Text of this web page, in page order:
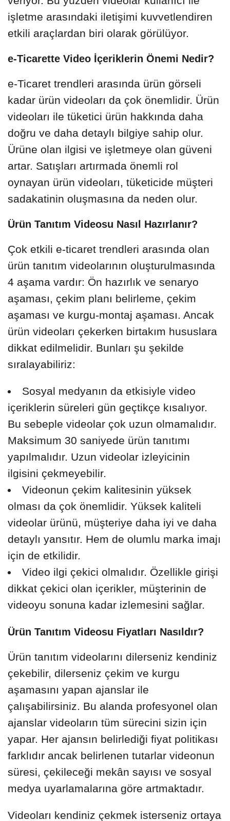
işletme arasındaki iletişimi kuvvetlendiren
etkili araçlardan biri olarak görülüyor.
e-Ticarette Video İçeriklerin Önemi Nedir?
e-Ticaret trendleri arasında ürün görseli
kadar ürün videoları da çok önemlidir. Ürün
videoları ile tüketici ürün hakkında daha
doğru ve daha detaylı bilgiye sahip olur.
Ürüne olan ilgisi ve işletmeye olan güveni
artar. Satışları artırmada önemli rol
oynayan ürün videoları, tüketicide müşteri
sadakatinin oluşmasına da neden olur.
Ürün Tanıtım Videosu Nasıl Hazırlanır?
Çok etkili e-ticaret trendleri arasında olan
ürün tanıtım videolarının oluşturulmasında
4 aşama vardır: Ön hazırlık ve senaryo
aşaması, çekim planı belirleme, çekim
aşaması ve kurgu-montaj aşaması. Ancak
ürün videoları çekerken birtakım hususlara
dikkat edilmelidir. Bunları şu şekilde
sıralayabiliriz:
Sosyal medyanın da etkisiyle video
içeriklerin süreleri gün geçtikçe kısalıyor.
Bu sebeple videolar çok uzun olmamalıdır.
Maksimum 30 saniyede ürün tanıtımı
yapılmalıdır. Uzun videolar izleyicinin
ilgisini çekmeyebilir.
Videonun çekim kalitesinin yüksek
olması da çok önemlidir. Yüksek kaliteli
videolar ürünü, müşteriye daha iyi ve daha
detaylı yansıtır. Hem de olumlu marka imajı
için de etkilidir.
Video ilgi çekici olmalıdır. Özellikle girişi
dikkat çekici olan içerikler, müşterinin de
videoyu sonuna kadar izlemesini sağlar.
Ürün Tanıtım Videosu Fiyatları Nasıldır?
Ürün tanıtım videolarını dilerseniz kendiniz
çekebilir, dilerseniz çekim ve kurgu
aşamasını yapan ajanslar ile
çalışabilirsiniz. Bu alanda profesyonel olan
ajanslar videoların tüm sürecini sizin için
yapar. Her ajansın belirlediği fiyat politikası
farklıdır ancak belirlenen tutarlar videonun
süresi, çekileceği mekân sayısı ve sosyal
medya uyarlamalarına göre artmaktadır.
Videoları kendiniz çekmek isterseniz ortaya